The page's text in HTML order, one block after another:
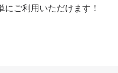
ご利用いただけます！